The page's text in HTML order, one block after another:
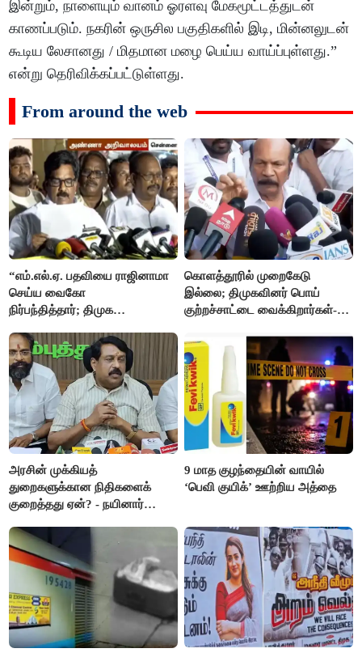
இன்றும், நாளையும் வானம் ஓரளவு மேகமூட்டத்துடன்
காணப்படும். நகரின் ஒருசில பகுதிகளில் இடி, மின்னலுடன்
கூடிய லேசானது / மிதமான மழை பெய்ய வாய்ப்புள்ளது.”
என்று தெரிவிக்கப்பட்டுள்ளது.
From around the web
“எம்.எல்.ஏ. பதவியை ராஜினாமா
செய்ய வைகோ
நிர்பந்தித்தார்; திமுக
தொடர்கிறோம்”- மதிமுக
எம்.எல்.ஏக்கள் பரபரப்பு பேட்டி
கொளத்தூரில் முறைகேடு
இல்லை; திமுகவினர் பொய்
குற்றச்சாட்டை வைக்கிறார்கள்-
அரசின் முக்கியத்
துறைகளுக்கான நிதிகளைக்
குறைத்தது ஏன்? - நயினார்
9 மாத குழந்தையின் வாயில்
‘பெவி குயிக்’ ஊற்றிய அத்தை